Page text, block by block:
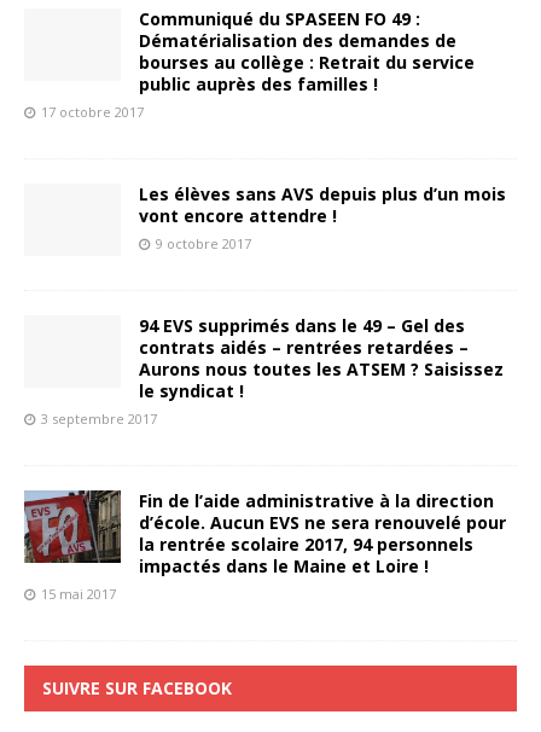
Communiqué du SPASEEN FO 49 :
Dématérialisation des demandes de
bourses au collège : Retrait du service
public auprès des familles !
17 octobre 2017
Les élèves sans AVS depuis plus d’un mois
vont encore attendre !
9 octobre 2017
94 EVS supprimés dans le 49 – Gel des
contrats aidés – rentrées retardées –
Aurons nous toutes les ATSEM ? Saisissez
le syndicat !
3 septembre 2017
Fin de l’aide administrative à la direction
d’école. Aucun EVS ne sera renouvelé pour
la rentrée scolaire 2017, 94 personnels
impactés dans le Maine et Loire !
15 mai 2017
SUIVRE SUR FACEBOOK